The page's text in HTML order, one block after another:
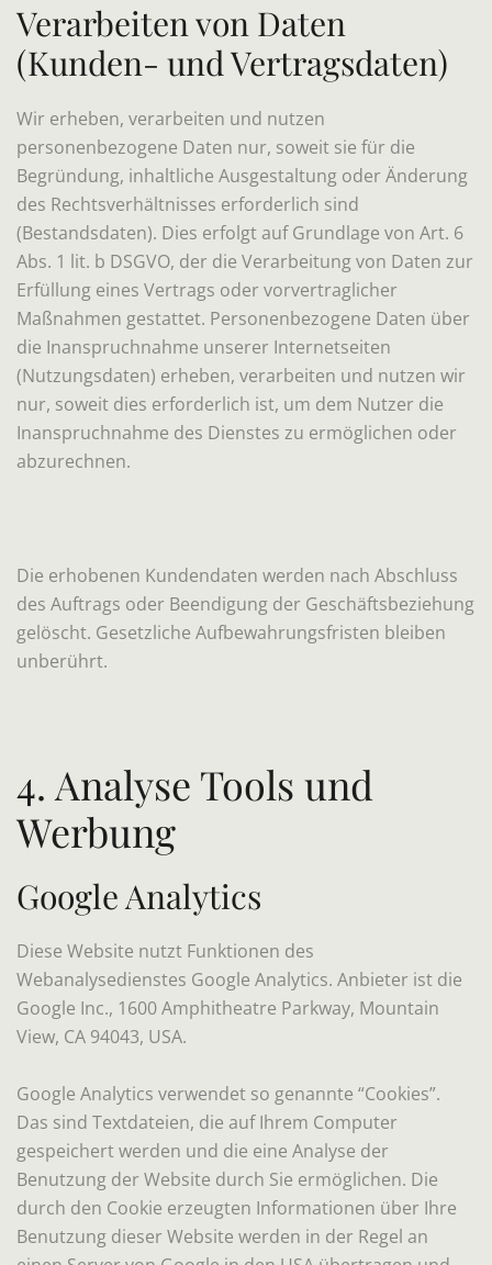
Verarbeiten von Daten
(Kunden- und Vertragsdaten)
Wir erheben, verarbeiten und nutzen
personenbezogene Daten nur, soweit sie für die
Begründung, inhaltliche Ausgestaltung oder Änderung
des Rechtsverhältnisses erforderlich sind
(Bestandsdaten). Dies erfolgt auf Grundlage von Art. 6
Abs. 1 lit. b DSGVO, der die Verarbeitung von Daten zur
Erfüllung eines Vertrags oder vorvertraglicher
Maßnahmen gestattet. Personenbezogene Daten über
die Inanspruchnahme unserer Internetseiten
(Nutzungsdaten) erheben, verarbeiten und nutzen wir
nur, soweit dies erforderlich ist, um dem Nutzer die
Inanspruchnahme des Dienstes zu ermöglichen oder
abzurechnen.
Die erhobenen Kundendaten werden nach Abschluss
des Auftrags oder Beendigung der Geschäftsbeziehung
gelöscht. Gesetzliche Aufbewahrungsfristen bleiben
unberührt.
4. Analyse Tools und
Werbung
Google Analytics
Diese Website nutzt Funktionen des
Webanalysedienstes Google Analytics. Anbieter ist die
Google Inc., 1600 Amphitheatre Parkway, Mountain
View, CA 94043, USA.
Google Analytics verwendet so genannte “Cookies”.
Das sind Textdateien, die auf Ihrem Computer
gespeichert werden und die eine Analyse der
Benutzung der Website durch Sie ermöglichen. Die
durch den Cookie erzeugten Informationen über Ihre
Benutzung dieser Website werden in der Regel an